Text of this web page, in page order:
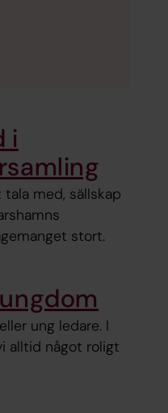
i
med, sällskap
stort.
ung ledare. I
alltid något roligt